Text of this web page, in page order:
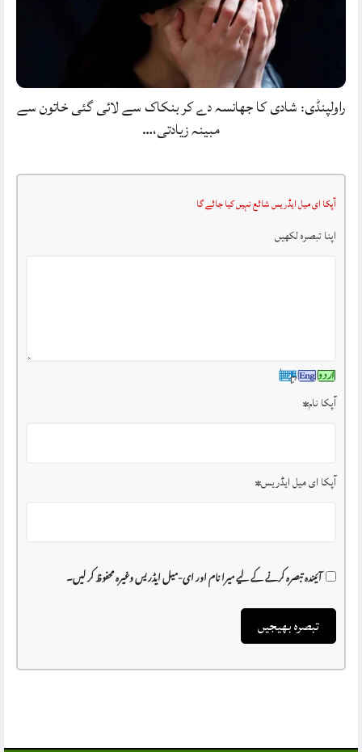
راولپنڈی: شادی کا جھانسہ دے کر بنکاک سے لائی گئی خاتون سے
مبینہ زیادتی،…
آپکا ای میل ایڈریس شائع نہیں کیا جائے گا
اپنا تبصرہ لکھیں
آپکا نام*
آپکا ای میل ایڈریس*
آئیندہ تبصرہ کرنے کے لیے میرا نام اور ای-میل ایڈریس وغیرہ محفوظ کر لیں۔